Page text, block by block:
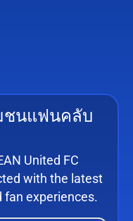
ชนแฟนคลับ
United FC
with the latest
fan experiences.